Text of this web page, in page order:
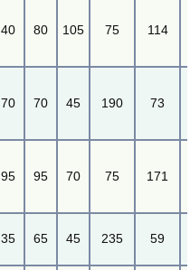
40 80 105 75 114
70 70 45 190 73
95 95 70 75 171
35 65 45 235 59